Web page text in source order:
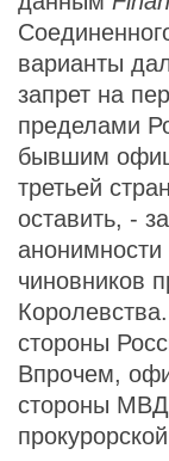
варианты
запрет на
пределами
бывшим
третьей
оставить, -
чиновников
стороны
Впрочем,
стороны